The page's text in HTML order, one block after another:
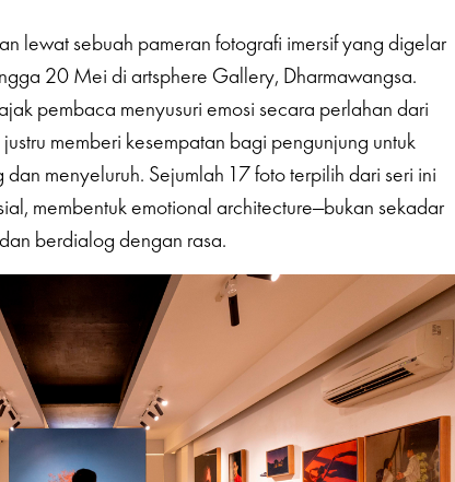
lewat sebuah pameran fotografi imersif yang digelar
20 Mei di artsphere Gallery, Dharmawangsa.
pembaca menyusuri emosi secara perlahan dari
memberi kesempatan bagi pengunjung untuk
menyeluruh. Sejumlah 17 foto terpilih dari seri ini
membentuk emotional architecture—bukan sekadar
berdialog dengan rasa.